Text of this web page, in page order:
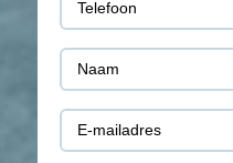
(Vereist)
Naam
(Vereist)
E-